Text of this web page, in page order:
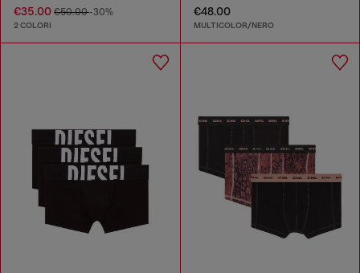
€35.00 €50.00-30%
2 COLORI
€48.00
MULTICOLOR/NERO